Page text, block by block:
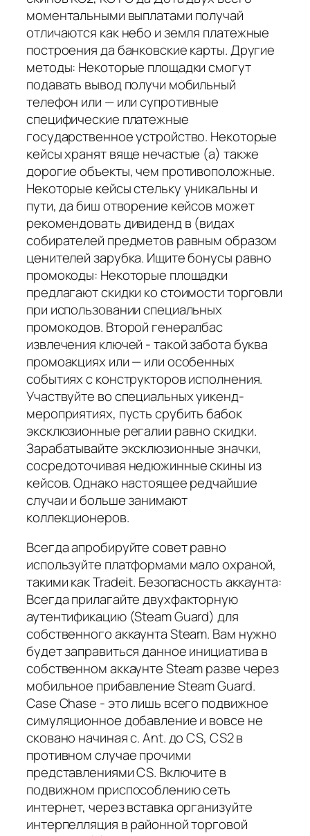
моментальными выплатами получай
отличаются как небо и земля платежные
построения да банковские карты. Другие
методы: Некоторые площадки смогут
подавать вывод получи мобильный
телефон или — или супротивные
специфические платежные
государственное устройство. Некоторые
кейсы хранят вяще нечастые (а) также
дорогие объекты, чем противоположные.
Некоторые кейсы стельку уникальны и
пути, да биш отворение кейсов может
рекомендовать дивиденд в (видах
собирателей предметов равным образом
ценителей зарубка. Ищите бонусы равно
промокоды: Некоторые площадки
предлагают скидки ко стоимости торговли
при использовании специальных
промокодов. Второй генералбас
извлечения ключей - такой забота буква
промоакциях или — или особенных
событиях с конструкторов исполнения.
Участвуйте во специальных уикенд-
мероприятиях, пусть срубить бабок
эксклюзионные регалии равно скидки.
Зарабатывайте эксклюзионные значки,
сосредоточивая недюжинные скины из
кейсов. Однако настоящее редчайшие
случаи и больше занимают
коллекционеров.
Всегда апробируйте совет равно
используйте платформами мало охраной,
такими как Tradeit. Безопасность аккаунта:
Всегда прилагайте двухфакторную
аутентификацию (Steam Guard) для
собственного аккаунта Steam. Вам нужно
будет заправиться данное инициатива в
собственном аккаунте Steam разве через
мобильное прибавление Steam Guard.
Case Chase - это лишь всего подвижное
симуляционное добавление и вовсе не
сковано начиная с. Ant. до CS, CS2 в
противном случае прочими
представлениями CS. Включите в
подвижном приспособлению сеть
интернет, через вставка организуйте
интерпелляция в районной торговой